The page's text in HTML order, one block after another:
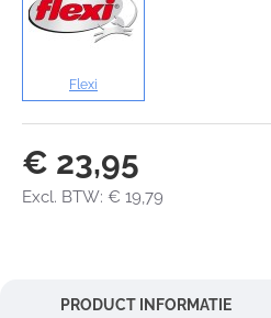
€ 23,95
Excl. BTW: € 19,79
Flexi
PRODUCT INFORMATIE